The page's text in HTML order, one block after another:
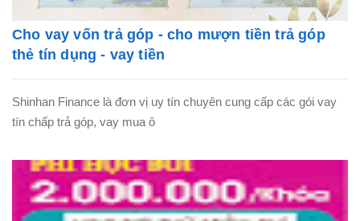
Cho vay vốn trả góp - cho mượn tiền trả góp
thẻ tín dụng - vay tiền
Shinhan Finance là đơn vị uy tín chuyên cung cấp các gói vay
tín chấp trả góp, vay mua ô